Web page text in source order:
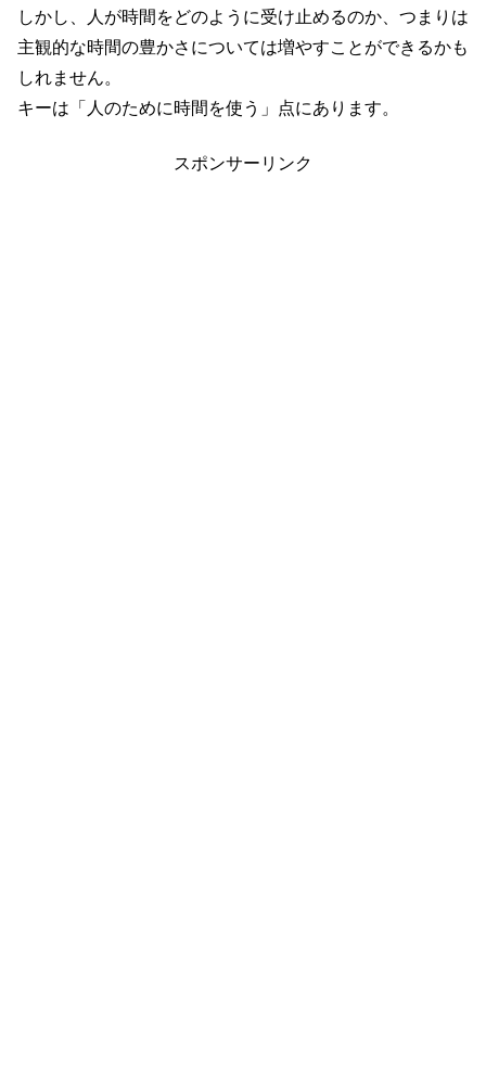
しかし、人が時間をどのように受け止めるのか、つまりは
主観的な時間の豊かさについては増やすことができるかも
しれません。
キーは「人のために時間を使う」点にあります。
スポンサーリンク